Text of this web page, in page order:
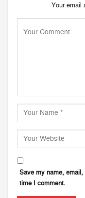
Your email
Save my name,
time I comment.